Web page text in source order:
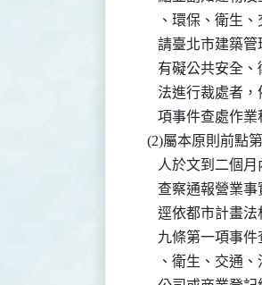
、環保、衛
請臺北市建
有礙公共安
法進行裁處
項事件查處作
(2)屬本原則前
人於文到二
查察通報營
逕依都市計
九條第一項
、衛生、交